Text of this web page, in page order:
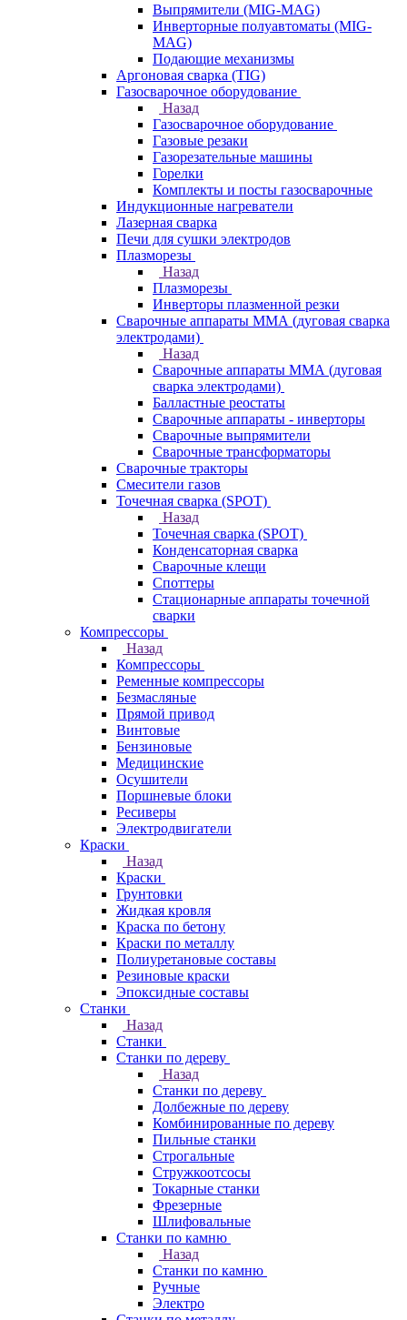
Выпрямители (MIG-MAG)
Инверторные полуавтоматы (MIG-
MAG)
Подающие механизмы
Аргоновая сварка (TIG)
Газосварочное оборудование
Назад
Газосварочное оборудование
Газовые резаки
Газорезательные машины
Горелки
Комплекты и посты газосварочные
Индукционные нагреватели
Лазерная сварка
Печи для сушки электродов
Плазморезы
Назад
Плазморезы
Инверторы плазменной резки
Сварочные аппараты ММА (дуговая сварка
электродами)
Назад
Сварочные аппараты ММА (дуговая
сварка электродами)
Балластные реостаты
Сварочные аппараты - инверторы
Сварочные выпрямители
Сварочные трансформаторы
Сварочные тракторы
Смесители газов
Точечная сварка (SPOT)
Назад
Точечная сварка (SPOT)
Конденсаторная сварка
Сварочные клещи
Споттеры
Стационарные аппараты точечной
сварки
Компрессоры
Назад
Компрессоры
Ременные компрессоры
Безмасляные
Прямой привод
Винтовые
Бензиновые
Медицинские
Осушители
Поршневые блоки
Ресиверы
Электродвигатели
Краски
Назад
Краски
Грунтовки
Жидкая кровля
Краска по бетону
Краски по металлу
Полиуретановые составы
Резиновые краски
Эпоксидные составы
Станки
Назад
Станки
Станки по дереву
Назад
Станки по дереву
Долбежные по дереву
Комбинированные по дереву
Пильные станки
Строгальные
Стружкоотсосы
Токарные станки
Фрезерные
Шлифовальные
Станки по камню
Назад
Станки по камню
Ручные
Электро